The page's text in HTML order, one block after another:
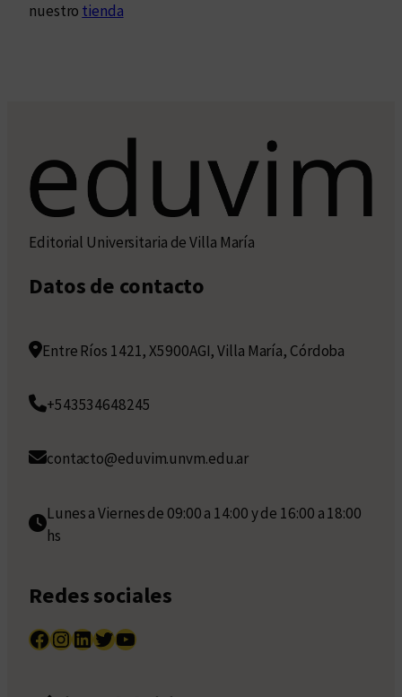
nuestro tienda
Editorial Universitaria de Villa María
Datos de contacto
Entre Ríos 1421, X5900AGI, Villa María, Córdoba
+543534648245
contacto@eduvim.unvm.edu.ar
Lunes a Viernes de 09:00 a 14:00 y de 16:00 a 18:00
hs
Redes sociales
Facebook InstagramLinkedIn Twitter YouTube